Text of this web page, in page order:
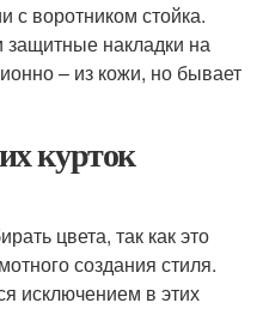
с воротником стойка.
накладки на
– из кожи, но бывает
курток
цвета, так как это
создания стиля.
исключением в этих